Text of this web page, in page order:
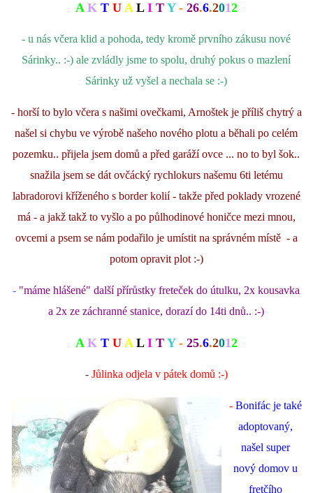
AK T U A L I T Y- 26.6.2012
- u nás včera klid a pohoda, tedy kromě prvního zákusu nové
Sárinky.. :-) ale zvládly jsme to spolu, druhý pokus o mazlení
Sárinky už vyšel a nechala se :-)
- horší to bylo včera s našimi ovečkami, Arnoštek je příliš chytrý a
našel si chybu ve výrobě našeho nového plotu a běhali po celém
pozemku.. přijela jsem domů a před garáží ovce ... no to byl šok..
snažila jsem se dát ovčácký rychlokurs našemu 6ti letému
labradorovi kříženého s border kolií - takže před poklady vrozené
má - a jakž takž to vyšlo a po půlhodinové honičce mezi mnou,
ovcemi a psem se nám podařilo je umístit na správném místě - a
potom opravit plot :-)
- "máme hlášené" další přírůstky freteček do útulku, 2x kousavka
a 2x ze záchranné stanice, dorazí do 14ti dnů.. :-)
AK T U A L I T Y- 25.6.2012
- Jůlinka odjela v pátek domů :-)
- Bonifác je také
adoptovaný,
našel super
nový domov u
fretčího